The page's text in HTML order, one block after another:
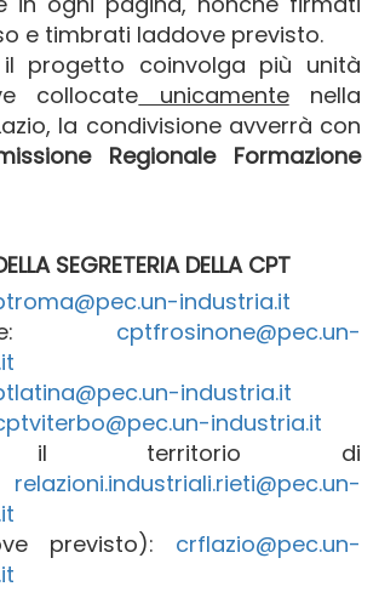
e timbrati laddove previsto.
il progetto coinvolga più unità
collocate unicamentenella
la condivisione avverrà con
Regionale Formazione
SEGRETERIA DELLA CPT
industria.it
cptfrosinone@pec.un-
industria.it
industria.it
il territorio di
relazioni.industriali.rieti@pec.un-
previsto): crflazio@pec.un-